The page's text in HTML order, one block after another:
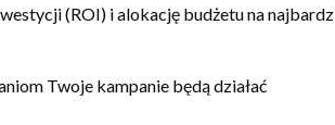
(ROI) i alokację budżetu na
Twoje kampanie będą działać